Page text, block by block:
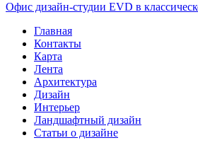
Офис дизайн-студии EVD в
Главная
Контакты
Карта
Лента
Архитектура
Дизайн
Интерьер
Ландшафтный дизайн
Статьи о дизайне